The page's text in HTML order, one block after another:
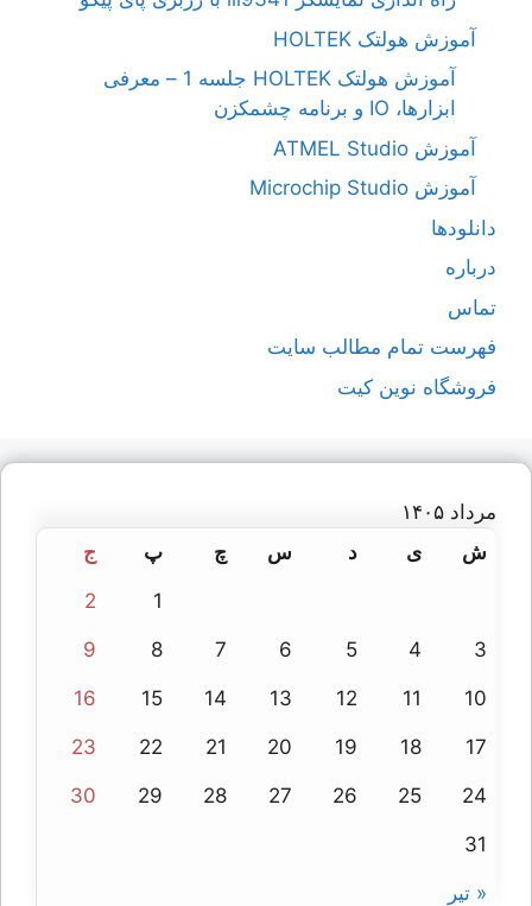
آموزش هولتک HOLTEK
آموزش هولتک HOLTEK جلسه 1 – معرفی
ابزارها، IO و برنامه چشمکزن
آموزش ATMEL Studio
آموزش Microchip Studio
دانلودها
درباره
تماس
فهرست تمام مطالب سایت
فروشگاه نوین کیت
مرداد ۱۴۰۵
ش
ی د س چ پ ج
« تیر
1
2
3
4
5
6
7
8
9
10
11
12
13
14
15
16
17
18
19
20
21
22
23
24
25
26
27
28
29
30
31